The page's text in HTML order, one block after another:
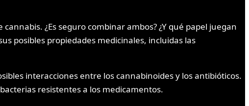
¿Es seguro combinar ambos? ¿Y qué papel juegan
posibles propiedades medicinales, incluidas las
interacciones entre los cannabinoides y los antibióticos.
resistentes a los medicamentos.